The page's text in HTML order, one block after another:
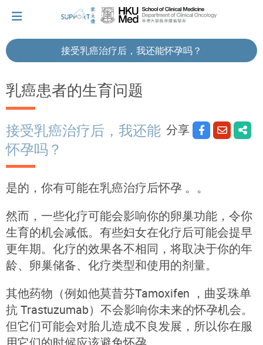
我刚得知我患上癌症...
拥抱每刻，留住这爱。
小贴士‧「家」资源
乳癌患者的生育问题
接受乳癌治疗后，我还能怀孕吗？
分享
接受乳癌治疗后，我还能
怀孕吗？
是的，你有可能在乳癌治疗后怀孕 。。
然而，一些化疗可能会影响你的卵巢功能，令你
生育的机会减低。有些妇女在化疗后可能会提早
更年期。化疗的效果各不相同，将取决于你的年
龄、卵巢储备、化疗类型和使用的剂量。
其他药物（例如他莫昔芬Tamoxifen ，曲妥珠单
抗 Trastuzumab）不会影响你未来的怀孕机会。
但它们可能会对胎儿造成不良发展，所以你在服